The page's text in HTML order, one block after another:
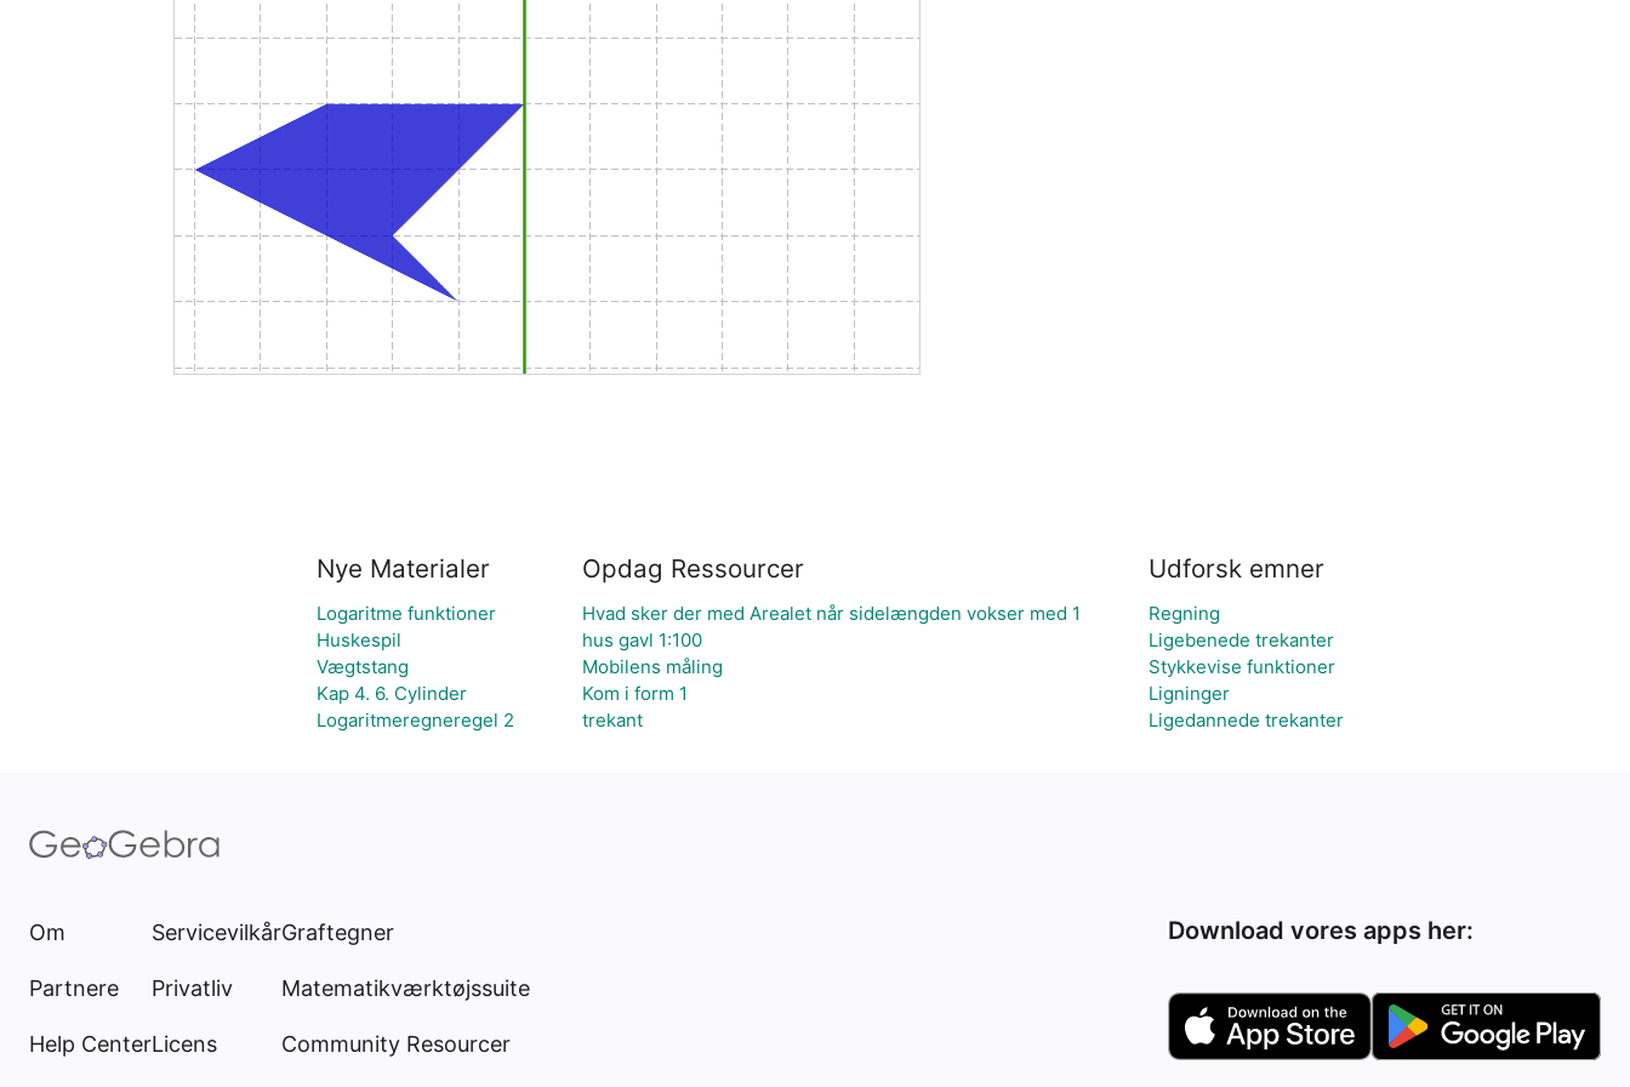
Nye Materialer
Logaritme funktioner
Huskespil
Vægtstang
Kap 4. 6. Cylinder
Logaritmeregneregel 2
Opdag Ressourcer
Hvad sker der med Arealet når sidelængden vokser med 1
hus gavl 1:100
Mobilens måling
Kom i form 1
trekant
Udforsk emner
Regning
Ligebenede trekanter
Stykkevise funktioner
Ligninger
Ligedannede trekanter
Om
Partnere
Help Center
Servicevilkår
Privatliv
Licens
Graftegner
Matematikværktøjssuite
Community Resourcer
Download vores apps her: